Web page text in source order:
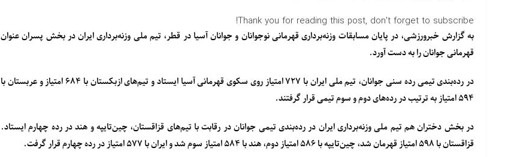
Thank you for reading this post, don't forget to subscribe!
به گزارش خبرورزشی، در پایان مسابقات وزنه‌برداری قهرمانی نوجوانان و جوانان آسیا در قطر، تیم ملی وزنه‌برداری ایران در بخش پسران عنوان
قهرمانی جوانان را به دست آورد.
در رده‌بندی تیمی رده سنی جوانان، تیم ملی ایران با ۷۲۷ امتیاز روی سکوی قهرمانی آسیا ایستاد و تیم‌های ازبکستان با ۶۸۴ امتیاز و عربستان با
۵۹۴ امتیاز به ترتیب در رده‌های دوم و سوم تیمی قرار گرفتند.
در بخش دختران هم تیم ملی وزنه‌برداری ایران در رده‌بندی تیمی جوانان در رقابت با تیم‌های قزاقستان، چین‌تایپه و هند در رده چهارم ایستاد.
قزاقستان با ۵۹۸ امتیاز قهرمان شد، چین‌تایپه با ۵۸۶ امتیاز دوم، هند با ۵۸۴ امتیاز سوم شد و ایران با ۵۷۷ امتیاز در رده چهارم قرار گرفت.